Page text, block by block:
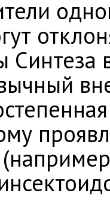
Синтеза